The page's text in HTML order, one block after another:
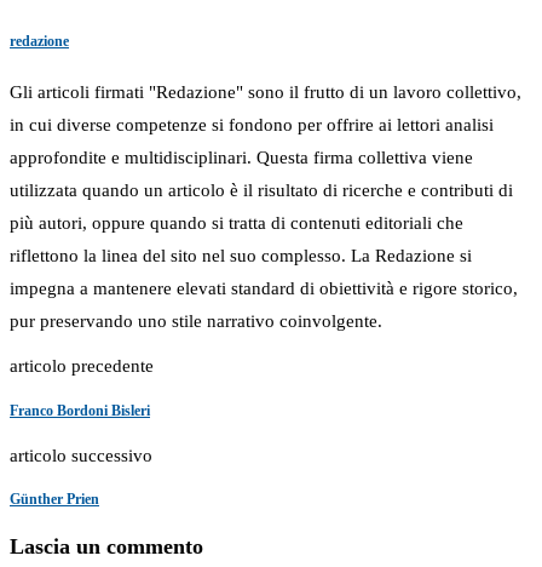
redazione
Gli articoli firmati "Redazione" sono il frutto di un lavoro collettivo,
in cui diverse competenze si fondono per offrire ai lettori analisi
approfondite e multidisciplinari. Questa firma collettiva viene
utilizzata quando un articolo è il risultato di ricerche e contributi di
più autori, oppure quando si tratta di contenuti editoriali che
riflettono la linea del sito nel suo complesso. La Redazione si
impegna a mantenere elevati standard di obiettività e rigore storico,
pur preservando uno stile narrativo coinvolgente.
articolo precedente
Franco Bordoni Bisleri
articolo successivo
Günther Prien
Lascia un commento